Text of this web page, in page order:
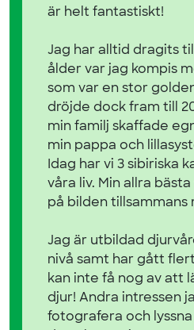
är helt fantastiskt!
Jag har alltid dragits
ålder var jag kompis
som var en stor
dröjde dock fram till
min familj skaffade
min pappa och
Idag har vi 3 sibiriska
våra liv. Min allra
på bilden tillsammans
Jag är utbildad
nivå samt har gått
kan inte få nog av att
djur! Andra intressen
fotografera och